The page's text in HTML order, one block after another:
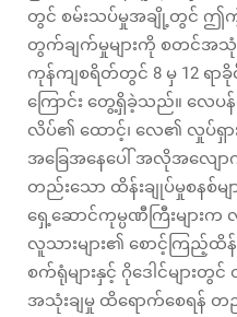
တွင် စမ်းသပ်မှုအချို့တွင် ဤကဲ့
တွက်ချက်မှုများကို စတင်အသုံး
ကုန်ကျစရိတ်တွင် 8 မှ 12 ရာခို
ကြောင်း တွေ့ရှိခဲ့သည်။ လေပ
လိပ်၏ ထောင့်၊ လေ၏ လှုပ်ရှ
အခြေအနေပေါ် အလိုအလျေ
တည်းသော ထိန်းချုပ်မှုစနစ်မ
ရှေ့ဆောင်ကုမ္ပဏီကြီးများ
လူသားများ၏ စောင့်ကြည့်ထိန်
စက်ရုံများနှင့် ဂိုဒေါင်များတွ
အသုံးချမှု ထိရောက်စေရန်